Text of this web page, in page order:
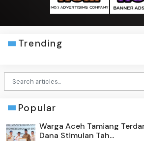
Trending
Popular
Warga Aceh Tamiang
Dana Stimulan Tah...